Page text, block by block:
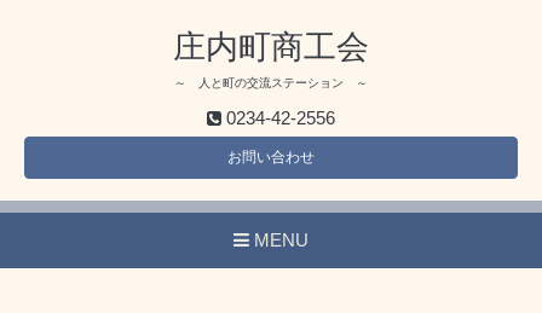
庄内町商工会
～ 人と町の交流ステーション ～
0234-42-2556
お問い合わせ
MENU